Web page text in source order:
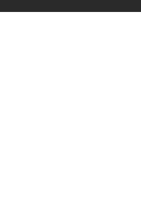
このコンテンツは掲載が終了し